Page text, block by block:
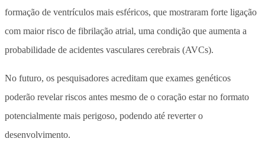
formação de ventrículos mais esféricos, que mostraram forte ligação
com maior risco de fibrilação atrial, uma condição que aumenta a
probabilidade de acidentes vasculares cerebrais (AVCs).
No futuro, os pesquisadores acreditam que exames genéticos
poderão revelar riscos antes mesmo de o coração estar no formato
potencialmente mais perigoso, podendo até reverter o
desenvolvimento.